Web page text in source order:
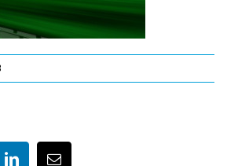
linkedinSähköposti